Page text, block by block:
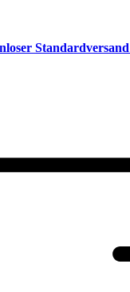
Standardversand